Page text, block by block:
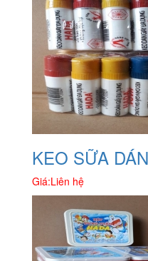
KEO SỮA
Giá:Liên hệ